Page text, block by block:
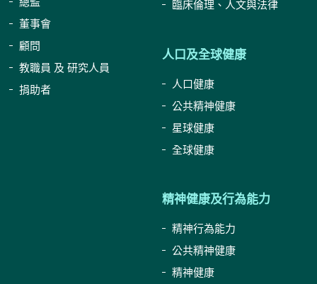
董事會
顧問
教職員 及 研究人員
捐助者
臨床倫理、人文與法律
人口及全球健康
人口健康
公共精神健康
星球健康
全球健康
精神健康及行為能力
精神行為能力
公共精神健康
精神健康